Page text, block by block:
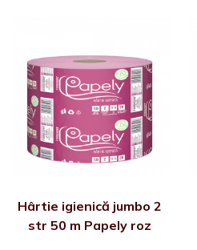
Hârtie igienică jumbo 2
str 50 m Papely roz